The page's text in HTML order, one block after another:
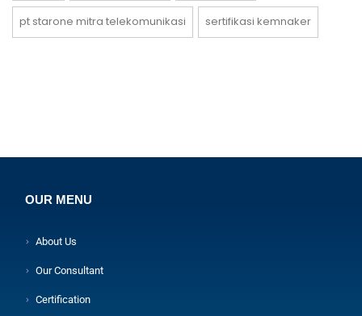
pt starone mitra telekomunikasi sertifikasi kemnaker
OUR MENU
About Us
Our Consultant
Certification